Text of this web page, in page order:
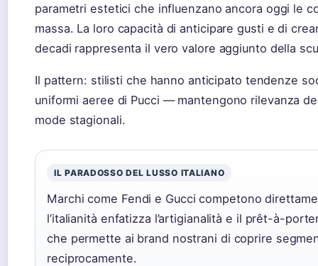
parametri estetici che influenzano ancora oggi le
massa. La loro capacità di anticipare gusti e di
decadi rappresenta il vero valore aggiunto della
Il pattern: stilisti che hanno anticipato tendenze
uniformi aeree di Pucci — mantengono rilevanza
mode stagionali.
IL PARADOSSO DEL LUSSO ITALIANO
Marchi come Fendi e Gucci competono
l’italianità enfatizza l’artigianalità e il prêt-à-
che permette ai brand nostrani di coprire
reciprocamente.